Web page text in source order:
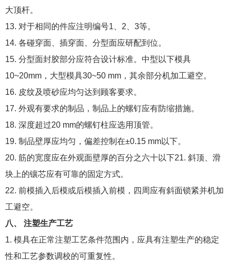
大顶杆。
13. 对于相同的件应注明编号1、2、3等。
14. 各碰穿面、插穿面、分型面应研配到位。
15. 分型面封胶部分应符合设计标准。 中型以下模具
10~20mm，大型模具30~50 mm，其余部分机加工避空。
16. 皮纹及喷砂应均匀达到顾客要求。
17. 外观有要求的制品，制品上的螺钉应有防缩措施。
18. 深度超过20 mm的螺钉柱应选用顶管。
19. 制品壁厚应均匀，偏差控制在±0.15 mm以下。
20. 筋的宽度应在外观面壁厚的百分之六十以下21. 斜顶、滑
块上的镶芯应有可靠的固定方式。
22. 前模插入后模或后模插入前模，四周应有斜面锁紧并机加
工避空。
八、 注塑生产工艺
1. 模具在正常注塑工艺条件范围内，应具有注塑生产的稳定
性和工艺参数调校的可重复性。